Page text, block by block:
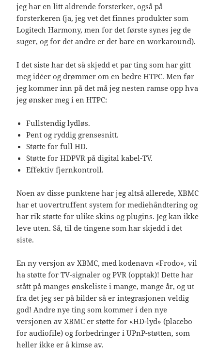
jeg har en litt aldrende forsterker, også på
forsterkeren (ja, jeg vet det finnes produkter som
Logitech Harmony, men for det første synes jeg de
suger, og for det andre er det bare en workaround).
I det siste har det så skjedd et par ting som har gitt
meg idéer og drømmer om en bedre HTPC. Men før
jeg kommer inn på det må jeg nesten ramse opp hva
jeg ønsker meg i en HTPC:
Fullstendig lydløs.
Pent og ryddig grensesnitt.
Støtte for full HD.
Støtte for HDPVR på digital kabel-TV.
Effektiv fjernkontroll.
Noen av disse punktene har jeg altså allerede,XBMC
har et uovertruffent system for mediehåndtering og
har rik støtte for ulike skins og plugins. Jeg kan ikke
leve uten. Så, til de tingene som har skjedd i det
siste.
En ny versjon av XBMC, med kodenavn «Frodo», vil
ha støtte for TV-signaler og PVR (opptak)! Dette har
stått på manges ønskeliste i mange, mange år, og ut
fra det jeg ser på bilder så er integrasjonen veldig
god! Andre nye ting som kommer i den nye
versjonen av XBMC er støtte for «HD-lyd» (placebo
for audiofile) og forbedringer i UPnP-støtten, som
heller ikke er å kimse av.